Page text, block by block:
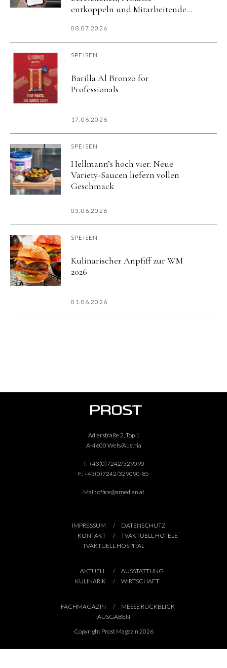
entkoppeln und Mitarbeitende
08.07.2026
SPEISEN
Barilla Al Bronzo for
Professionals
17.06.2026
SPEISEN
Hellmann’s hoch vier: Neue
Variety-Saucen liefern vollen
Geschmack
03.06.2026
SPEISEN
Kulinarischer Anpfiff zur WM
2026
01.06.2026
Adlerstraße 2, Top 1
A-4600 Wels/Austria
T: +43(0)7242/329090
F: +43(0)7242/329090-85
Mail: office@amedien.at
IMPRESSUM
DATENSCHUTZ
KONTAKT
TVAKTUELL HOTELE
TVAKTUELL HOSPITAL
AKTUELL
AUSSTATTUNG
KULINARIK
WIRTSCHAFT
FACHMAGAZIN
MESSE RÜCKBLICK
AUSGABEN
Copyright Prost Magazin 2026